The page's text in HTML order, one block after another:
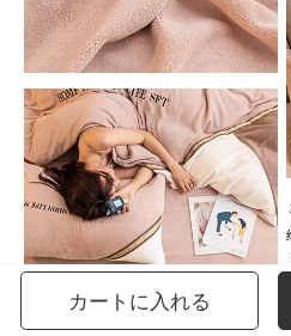
カートに入れる